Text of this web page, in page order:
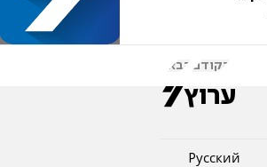
הקודם הבא
Pусский